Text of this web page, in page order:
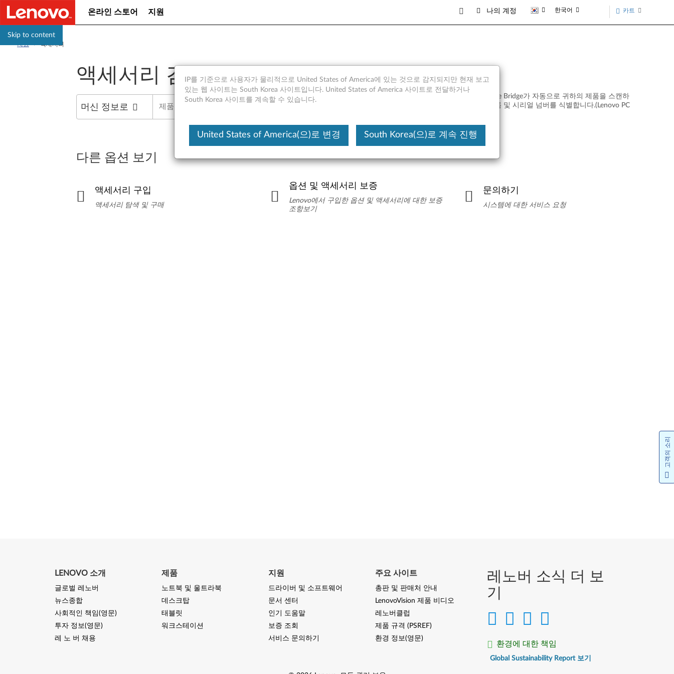
Skip to content
온라인 스토어 지원 나의 계정 한국어 카트
지원 >액세서리
액세서리 검색
머신 정보로
Lenovo Service Bridge가 자동으로 귀하의 제품을 스캔하
여 제품의 이름 및 시리얼 넘버를 식별합니다.(Lenovo PC
다른 옵션 보기
액세서리 구입
액세서리 탐색 및 구매
옵션 및 액세서리 보증
Lenovo에서 구입한 옵션 및 액세서리에 대한 보증
조항보기
문의하기
시스템에 대한 서비스 요청
레노버 소식 더 보
기
환경에 대한 책임
Global Sustainability Report 보기
IP를 기준으로 사용자가 물리적으로 United States of America에 있는 것으로 감지되지만 현재 보고
있는 웹 사이트는 South Korea 사이트입니다. United States of America 사이트로 전달하거나
South Korea 사이트를 계속할 수 있습니다.
United States of America(으)로 변경 South Korea(으)로 계속 진행
LENOVO 소개
글로벌 레노버
뉴스종합
사회적인 책임(영문)
투자 정보(영문)
레 노 버 채용
제품
노트북 및 울트라북
데스크탑
태블릿
워크스테이션
지원
드라이버 및 소프트웨어
문서 센터
인기 도움말
보증 조회
서비스 문의하기
주요 사이트
총판 및 판매처 안내
LenovoVision 제품 비디오
레노버클럽
제품 규격 (PSREF)
환경 정보(영문)
고객의 소리